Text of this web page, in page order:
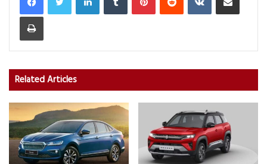
Print
Related Articles